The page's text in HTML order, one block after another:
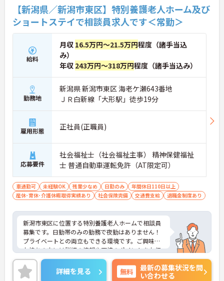
【新潟県／新潟市東区】特別養護老人ホーム及び
ショートステイで相談員求人です＜常勤＞
給料
月収 16.5万円～21.5万円程度（諸手当込
み）
年収 243万円～318万円程度（諸手当込み）
勤務地
新潟県 新潟市東区 海老ケ瀬643番地
ＪＲ白新線「大形駅」徒歩19分
雇用形態 正社員(正職員)
応募要件
社会福祉士（社会福祉主事） 精神保健福祉
士 普通自動車運転免許（AT限定可）
車通勤可 未経験OK 残業少なめ 日勤のみ
年間休日110日以上
産休･育休･介護休暇取得実績あり
社会保険完備 交通費支給 退職金制度あり
新潟市東区に位置する特別養護老人ホームで相談員
募集です。日勤帯のみの勤務で夜勤はありません！
プライベートとの両立もできる環境です。ご興味を
お持ちの方には詳細の情報や面接のポイントをお伝
えしますのでお気軽にお問い合わせくださいませ。
詳細を見る 無料
最新の募集状況を問
い合わせる